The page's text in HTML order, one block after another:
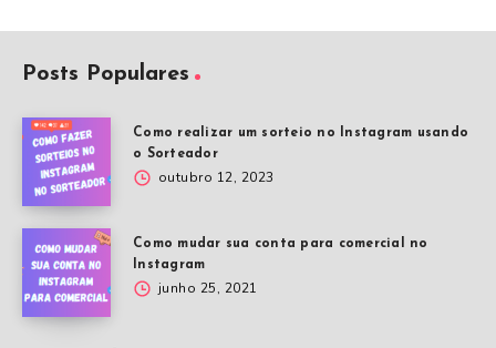
Posts Populares
Como realizar um sorteio no Instagram usando
o Sorteador
outubro 12, 2023
Como mudar sua conta para comercial no
Instagram
junho 25, 2021